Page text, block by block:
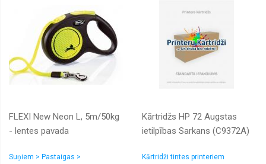
FLEXI New Neon L, 5m/50kg
- lentes pavada
Suņiem > Pastaigas >
Kārtridžs HP 72 Augstas
ietilpības Sarkans (C9372A)
Kārtridži tintes printeriem